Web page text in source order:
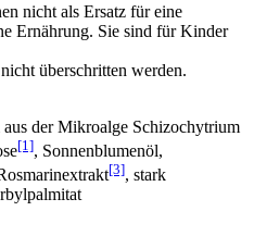
nicht als Ersatz für eine
Ernährung. Sie sind für Kinder
überschritten werden.
der Mikroalge Schizochytrium
[1], Sonnenblumenöl,
[3], stark